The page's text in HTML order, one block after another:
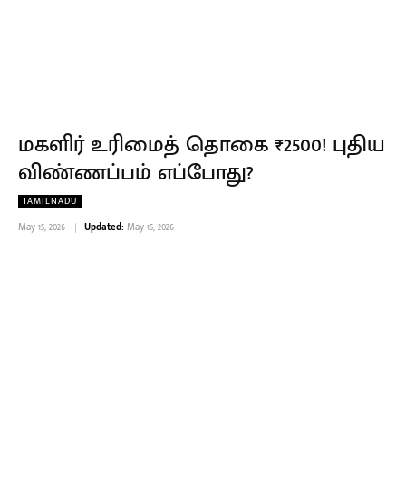
மகளிர் உரிமைத் தொகை ₹2500! புதிய
விண்ணப்பம் எப்போது?
TAMILNADU
May 15, 2026 Updated: May 15, 2026